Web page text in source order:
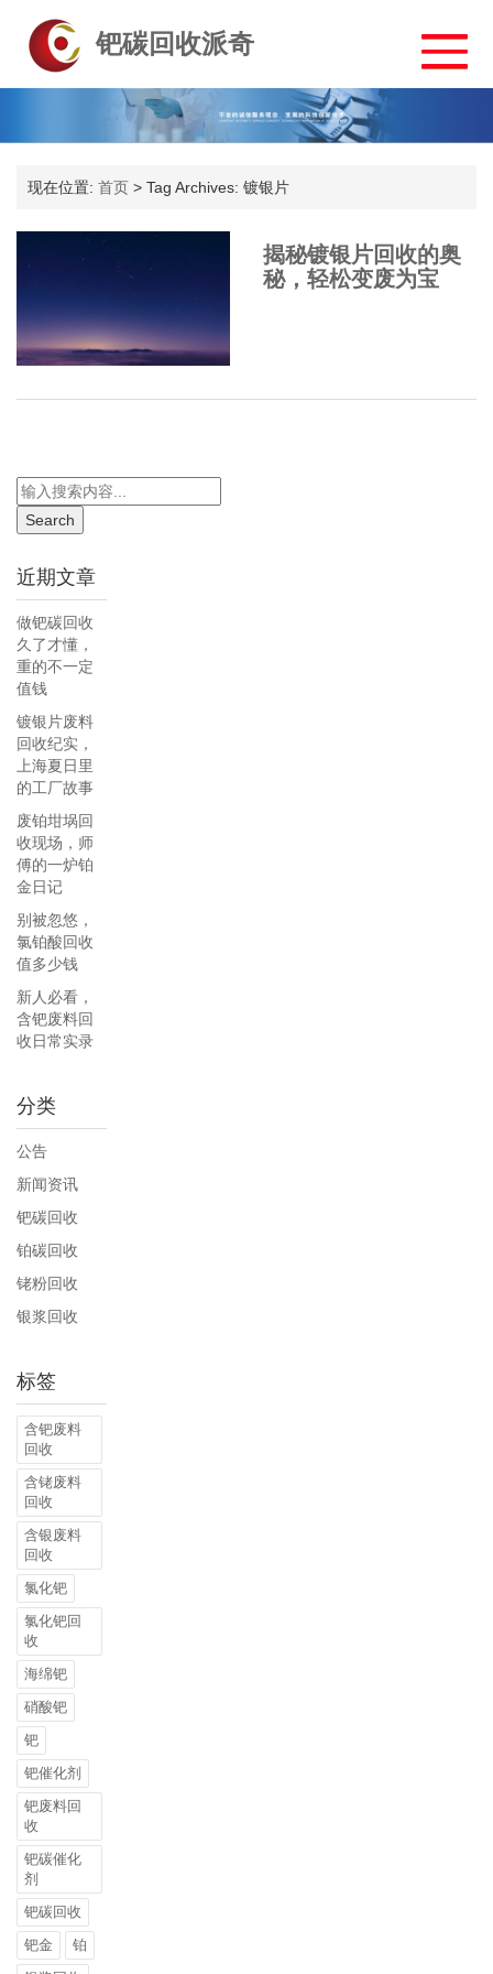
钯碳回收派奇
现在位置: 首页 > Tag Archives: 镀银片
揭秘镀银片回收的奥
秘，轻松变废为宝
近期文章
做钯碳回收
久了才懂，
重的不一定
值钱
镀银片废料
回收纪实，
上海夏日里
的工厂故事
废铂坩埚回
收现场，师
傅的一炉铂
金日记
别被忽悠，
氯铂酸回收
值多少钱
新人必看，
含钯废料回
收日常实录
分类
公告
新闻资讯
钯碳回收
铂碳回收
铑粉回收
银浆回收
标签
含钯废料
回收
含铑废料
回收
含银废料
回收
氯化钯
氯化钯回
收
海绵钯
硝酸钯
钯
钯催化剂
钯废料回
收
钯碳催化
剂
钯碳回收
钯金
铂